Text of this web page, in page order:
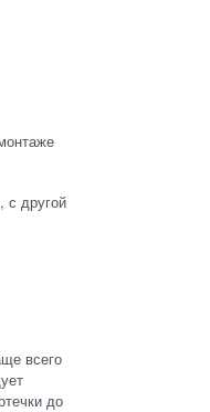
с другой
всего
до